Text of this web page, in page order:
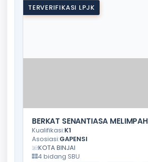
TERVERIFIKASI LPJK
BERKAT SENANTIASA MELIMPAH
Kualifikasi:K1
Asosiasi:GAPENSI
KOTA BINJAI
4 bidang SBU